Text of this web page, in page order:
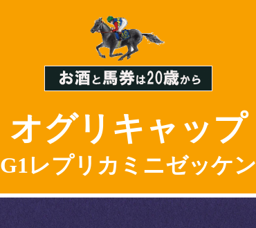
オグリキャップ
G1レプリカ ミニゼッケン